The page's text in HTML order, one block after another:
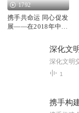
1792
携手共命运 同心促发
展——在2018年中非
幕式上的主旨讲话
1